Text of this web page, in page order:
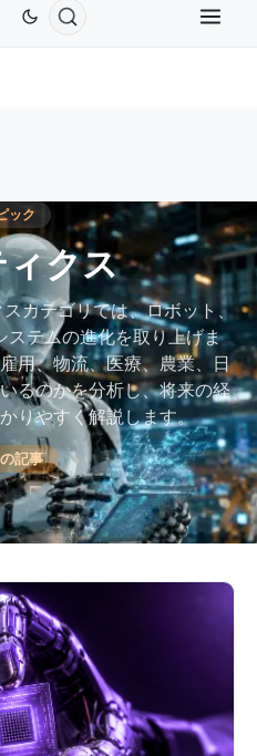
USDC ↑0.00%
ック
クス
カテゴリでは、ロボット、
ステムの進化を取り上げま
用、物流、医療、農業、日
るのかを分析し、将来の経
りやすく解説します。
記事